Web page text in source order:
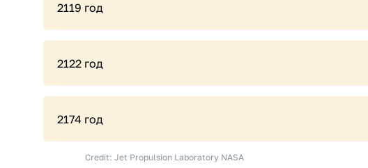
2119 год
2122 год
2174 год
Credit: Jet Propulsion Laboratory NASA